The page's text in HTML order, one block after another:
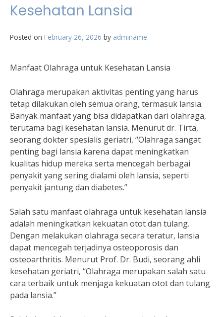
Kesehatan Lansia
Posted on February 26, 2026 by adminame
Manfaat Olahraga untuk Kesehatan Lansia
Olahraga merupakan aktivitas penting yang harus
tetap dilakukan oleh semua orang, termasuk lansia.
Banyak manfaat yang bisa didapatkan dari olahraga,
terutama bagi kesehatan lansia. Menurut dr. Tirta,
seorang dokter spesialis geriatri, “Olahraga sangat
penting bagi lansia karena dapat meningkatkan
kualitas hidup mereka serta mencegah berbagai
penyakit yang sering dialami oleh lansia, seperti
penyakit jantung dan diabetes.”
Salah satu manfaat olahraga untuk kesehatan lansia
adalah meningkatkan kekuatan otot dan tulang.
Dengan melakukan olahraga secara teratur, lansia
dapat mencegah terjadinya osteoporosis dan
osteoarthritis. Menurut Prof. Dr. Budi, seorang ahli
kesehatan geriatri, “Olahraga merupakan salah satu
cara terbaik untuk menjaga kekuatan otot dan tulang
pada lansia.”